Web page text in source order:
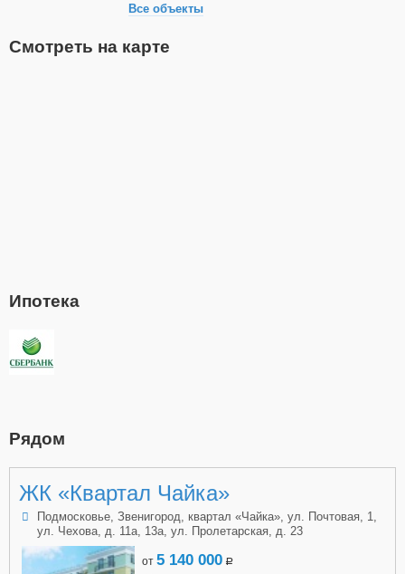
Все объекты
Смотреть на карте
Ипотека
Рядом
ЖК «Квартал Чайка»
Подмосковье, Звенигород, квартал «Чайка», ул. Почтовая, 1,
ул. Чехова, д. 11а, 13а, ул. Пролетарская, д. 23
от 5 140 000 a